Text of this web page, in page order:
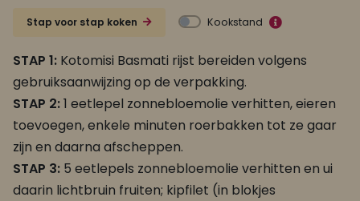
Stap voor stap koken Kookstand
STAP 1: Kotomisi Basmati rijst bereiden volgens
gebruiksaanwijzing op de verpakking.
STAP 2:1 eetlepel zonnebloemolie verhitten, eieren
toevoegen, enkele minuten roerbakken tot ze gaar
zijn en daarna afscheppen.
STAP 3: 5 eetlepels zonnebloemolie verhitten en ui
daarin lichtbruin fruiten; kipfilet (in blokjes